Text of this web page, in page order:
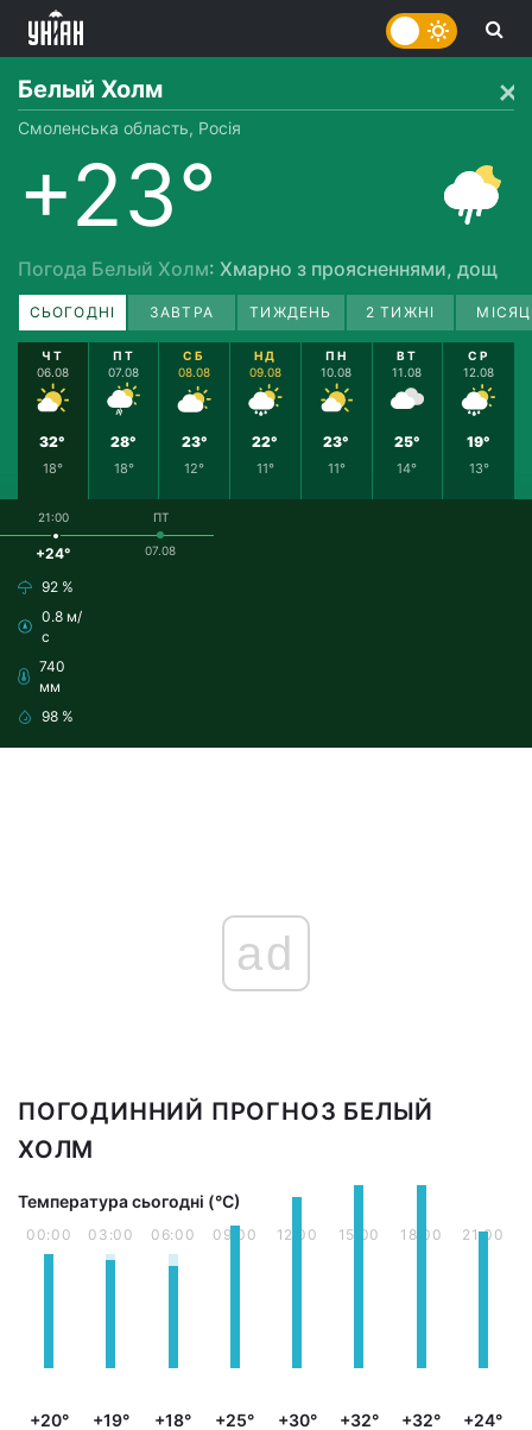
Белый Холм
Смоленська область, Росія
+23°
Погода Белый Холм: Хмарно з проясненнями, дощ
СЬОГОДНІ ЗАВТРА ТИЖДЕНЬ 2 ТИЖНІ
ЧТ
06.08
32°
18°
ПТ
07.08
28°
18°
СБ
08.08
23°
12°
НД
09.08
22°
11°
ПН
10.08
23°
11°
ВТ
11.08
25°
14°
СР
12.08
19°
13°
21:00
+24°
92 %
0.8 м/
с
740
мм
98 %
ПТ
07.08
ad
ПОГОДИННИЙ ПРОГНОЗ БЕЛЫЙ
ХОЛМ
Температура сьогодні (°С)
00:00
+20°
03:00
+19°
06:00
+18°
09:00
+25°
12:00
+30°
15:00
+32°
18:00
+32°
21:00
+24°